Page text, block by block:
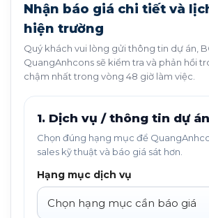
Nhận báo giá chi tiết và
hiện trường
Quý khách vui lòng gửi thông tin dự án,
QuangAnhcons sẽ kiểm tra và phản hồi
chậm nhất trong vòng 48 giờ làm việc.
1. Dịch vụ / thông tin dự án
Chọn đúng hạng mục để
sales kỹ thuật và báo giá sát hơn.
Hạng mục dịch vụ